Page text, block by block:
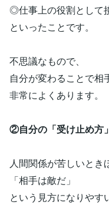
◎仕事上の役割として
といったことです。
不思議なもので、
自分が変わることで相
非常によくあります。
②自分の「受け止め方
人間関係が苦しいとき
「相手は敵だ」
という見方になりやす